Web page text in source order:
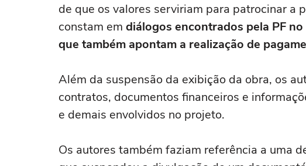
de que os valores serviriam para patrocinar a
constam em diálogos encontrados pela PF
que também apontam a realização de
Além da suspensão da exibição da obra, os
contratos, documentos financeiros e
e demais envolvidos no projeto.
Os autores também faziam referência a uma